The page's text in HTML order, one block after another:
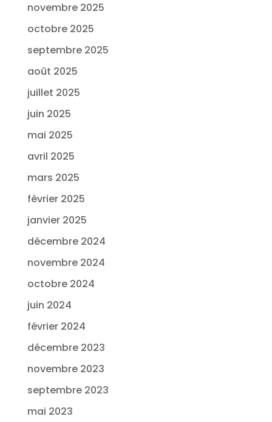
novembre 2025
octobre 2025
septembre 2025
août 2025
juillet 2025
juin 2025
mai 2025
avril 2025
mars 2025
février 2025
janvier 2025
décembre 2024
novembre 2024
octobre 2024
juin 2024
février 2024
décembre 2023
novembre 2023
septembre 2023
mai 2023